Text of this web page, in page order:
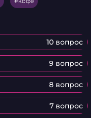
10 вопрос
9 вопрос
8 вопрос
7 вопрос